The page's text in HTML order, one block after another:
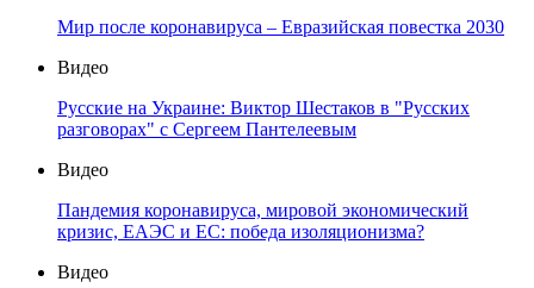
Мир после коронавируса – Евразийская повестка 2030
Видео
Русские на Украине: Виктор Шестаков в "Русских
разговорах" с Сергеем Пантелеевым
Видео
Пандемия коронавируса, мировой экономический
кризис, ЕАЭС и ЕС: победа изоляционизма?
Видео